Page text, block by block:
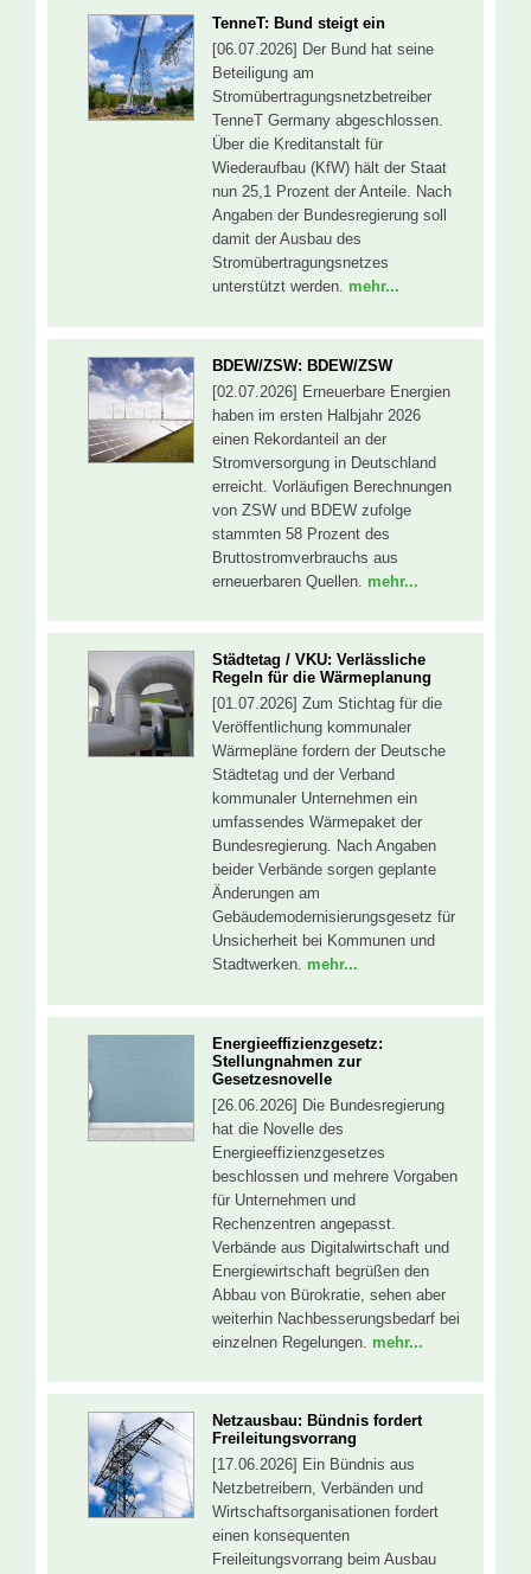
TenneT: Bund steigt ein
[06.07.2026] Der Bund hat seine
Beteiligung am
Stromübertragungsnetzbetreiber
TenneT Germany abgeschlossen.
Über die Kreditanstalt für
Wiederaufbau (KfW) hält der Staat
nun 25,1 Prozent der Anteile. Nach
Angaben der Bundesregierung soll
damit der Ausbau des
Stromübertragungsnetzes
unterstützt werden. mehr...
BDEW/ZSW: BDEW/ZSW
[02.07.2026] Erneuerbare Energien
haben im ersten Halbjahr 2026
einen Rekordanteil an der
Stromversorgung in Deutschland
erreicht. Vorläufigen Berechnungen
von ZSW und BDEW zufolge
stammten 58 Prozent des
Bruttostromverbrauchs aus
erneuerbaren Quellen. mehr...
Städtetag / VKU: Verlässliche
Regeln für die Wärmeplanung
[01.07.2026] Zum Stichtag für die
Veröffentlichung kommunaler
Wärmepläne fordern der Deutsche
Städtetag und der Verband
kommunaler Unternehmen ein
umfassendes Wärmepaket der
Bundesregierung. Nach Angaben
beider Verbände sorgen geplante
Änderungen am
Gebäudemodernisierungsgesetz für
Unsicherheit bei Kommunen und
Stadtwerken. mehr...
Energieeffizienzgesetz:
Stellungnahmen zur
Gesetzesnovelle
[26.06.2026] Die Bundesregierung
hat die Novelle des
Energieeffizienzgesetzes
beschlossen und mehrere Vorgaben
für Unternehmen und
Rechenzentren angepasst.
Verbände aus Digitalwirtschaft und
Energiewirtschaft begrüßen den
Abbau von Bürokratie, sehen aber
weiterhin Nachbesserungsbedarf bei
einzelnen Regelungen. mehr...
Netzausbau: Bündnis fordert
Freileitungsvorrang
[17.06.2026] Ein Bündnis aus
Netzbetreibern, Verbänden und
Wirtschaftsorganisationen fordert
einen konsequenten
Freileitungsvorrang beim Ausbau